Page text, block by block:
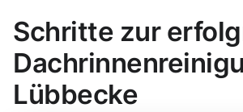
Schritte zur
Lübbecke